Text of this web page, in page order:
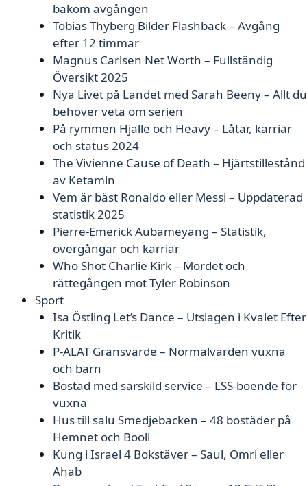
bakom avgången
Tobias Thyberg Bilder Flashback – Avgång
efter 12 timmar
Magnus Carlsen Net Worth – Fullständig
Översikt 2025
Nya Livet på Landet med Sarah Beeny – Allt du
behöver veta om serien
På rymmen Hjalle och Heavy – Låtar, karriär
och status 2024
The Vivienne Cause of Death – Hjärtstillestånd
av Ketamin
Vem är bäst Ronaldo eller Messi – Uppdaterad
statistik 2025
Pierre-Emerick Aubameyang – Statistik,
övergångar och karriär
Who Shot Charlie Kirk – Mordet och
rättegången mot Tyler Robinson
Sport
Isa Östling Let’s Dance – Utslagen i Kvalet Efter
Kritik
P-ALAT Gränsvärde – Normalvärden vuxna
och barn
Bostad med särskild service – LSS-boende för
vuxna
Hus till salu Smedjebacken – 48 bostäder på
Hemnet och Booli
Kung i Israel 4 Bokstäver – Saul, Omri eller
Ahab